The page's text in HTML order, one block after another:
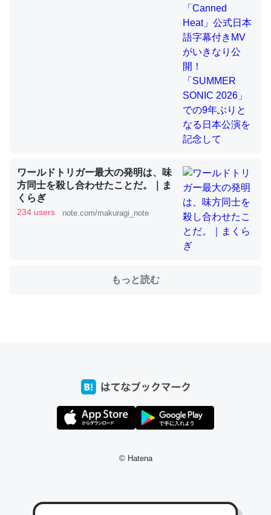
これを元に考えるとカルシウムを大量に使う脊椎動物と貝
類は苦労してるんだな…。腹足類だと殻を無くしてナメク
─ニュース :: 【研究発表】昆虫学の大問題＝「昆虫はなぜ海にいな
ウチもEchoを実家に置いて４年。でたまに覗いてる。ぼ
位置情報を共有してる。電池残量や充電中かが分かるので
これ見て生きてるなって分かる。
─たまにLINEするくらいだった遠方の父67歳と僕。ITツール導入で
コミュニケーションが劇的に変化した｜tayorini by LIFULL介護
たいなのでネット環境作ったけどAlexaしか使わないので
ワールドトリガー最大の発明は、味
方同士を殺し合わせたことだ。｜ま
くらぎ
234 users note.com/makuragi_note
もっと読む
© Hatena